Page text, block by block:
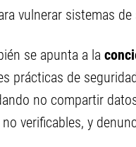
vulnerar sistemas
se apunta a la
prácticas de
no compartir
verificables, y